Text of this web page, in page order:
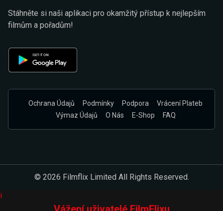
Stáhněte si naši aplikaci pro okamžitý přístup k nejlepším
filmům a pořadům!
Ochrana Údajů Podmínky Podpora
Vrácení Plateb
Výmaz Údajů
O Nás E-Shop FAQ
© 2026 Filmflix Limited All Rights Reserved.
i